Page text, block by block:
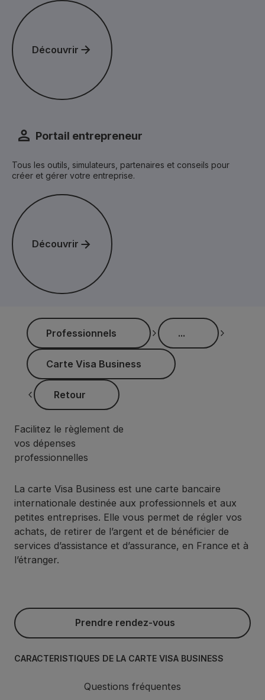
Découvrir
Découvrir
Portail entrepreneur
Tous les outils, simulateurs, partenaires et conseils pour
créer et gérer votre entreprise.
Découvrir
Découvrir
Professionnels
Professionnels
...
...
Carte Visa Business
Carte Visa Business
Retour
Retour
Facilitez le règlement de
vos dépenses
professionnelles
La carte Visa Business est une carte bancaire
internationale destinée aux professionnels et aux
petites entreprises. Elle vous permet de régler vos
achats, de retirer de l’argent et de bénéficier de
services d’assistance et d’assurance, en France et à
l’étranger.
Prendre rendez-vous
Prendre rendez-vous
CARACTÉRISTIQUES DE LA CARTE VISA BUSINESS
Questions fréquentes